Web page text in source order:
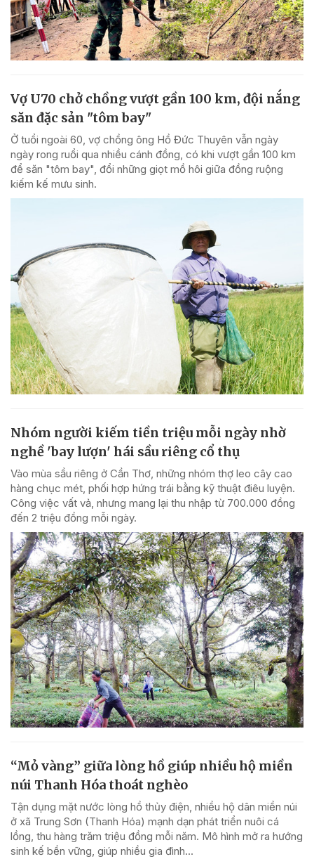
Vợ U70 chở chồng vượt gần 100 km, đội nắng
săn đặc sản "tôm bay"
Ở tuổi ngoài 60, vợ chồng ông Hồ Đức Thuyên vẫn ngày
ngày rong ruổi qua nhiều cánh đồng, có khi vượt gần 100 km
để săn "tôm bay", đổi những giọt mồ hôi giữa đồng ruộng
kiếm kế mưu sinh.
Nhóm người kiếm tiền triệu mỗi ngày nhờ
nghề 'bay lượn' hái sầu riêng cổ thụ
Vào mùa sầu riêng ở Cần Thơ, những nhóm thợ leo cây cao
hàng chục mét, phối hợp hứng trái bằng kỹ thuật điêu luyện.
Công việc vất vả, nhưng mang lại thu nhập từ 700.000 đồng
đến 2 triệu đồng mỗi ngày.
“Mỏ vàng” giữa lòng hồ giúp nhiều hộ miền
núi Thanh Hóa thoát nghèo
Tận dụng mặt nước lòng hồ thủy điện, nhiều hộ dân miền núi
ở xã Trung Sơn (Thanh Hóa) mạnh dạn phát triển nuôi cá
lồng, thu hàng trăm triệu đồng mỗi năm. Mô hình mở ra hướng
sinh kế bền vững, giúp nhiều gia đình...